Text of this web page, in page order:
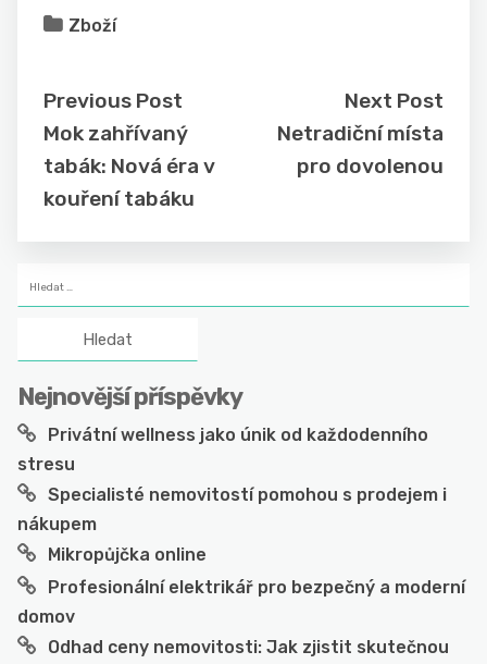
Zboží
Previous Post
Mok zahřívaný
tabák: Nová éra v
kouření tabáku
Next Post
Netradiční místa
pro dovolenou
Nejnovější příspěvky
Privátní wellness jako únik od každodenního
stresu
Specialisté nemovitostí pomohou s prodejem i
nákupem
Mikropůjčka online
Profesionální elektrikář pro bezpečný a moderní
domov
Odhad ceny nemovitosti: Jak zjistit skutečnou